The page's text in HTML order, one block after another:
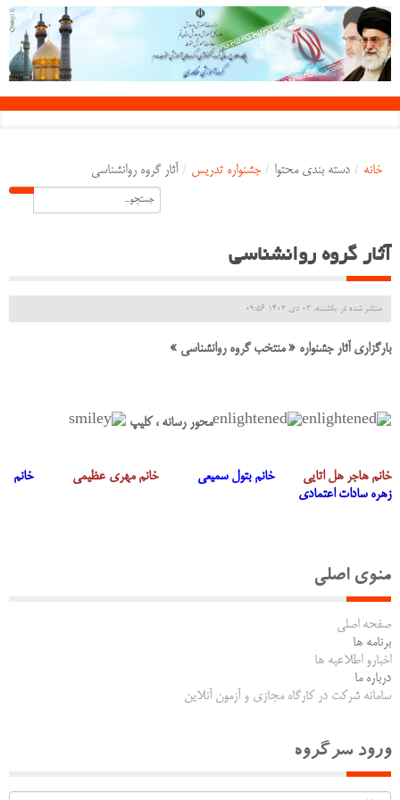
خانه / دسته بندی محتوا / جشنواره تدریس / آثار گروه روانشناسی
آثار گروه روانشناسی
منتشر شده در یکشنبه, 03 دی 1402 09:56
بارگزاری آثار جشنواره « منتخب گروه روانشناسی »
محور رسانه ، کلیپ
خانم هاجر هل اتایی خانم بتول سمیعی خانم مهری عظیمی
خانم
زهره سادات اعتمادی
منوی اصلی
صفحه اصلی
برنامه ها
اخبارو اطلاعیه ها
درباره ما
سامانه شرکت در کارگاه مجازی و آزمون آنلاین
ورود سرگروه